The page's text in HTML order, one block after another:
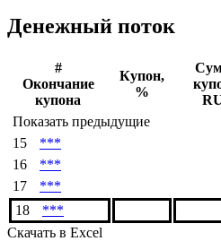
Денежный поток
#
Окончание
купона
Купон,
%
Показать предыдущие
15
***
16
***
17
***
18
***
Скачать в Excel